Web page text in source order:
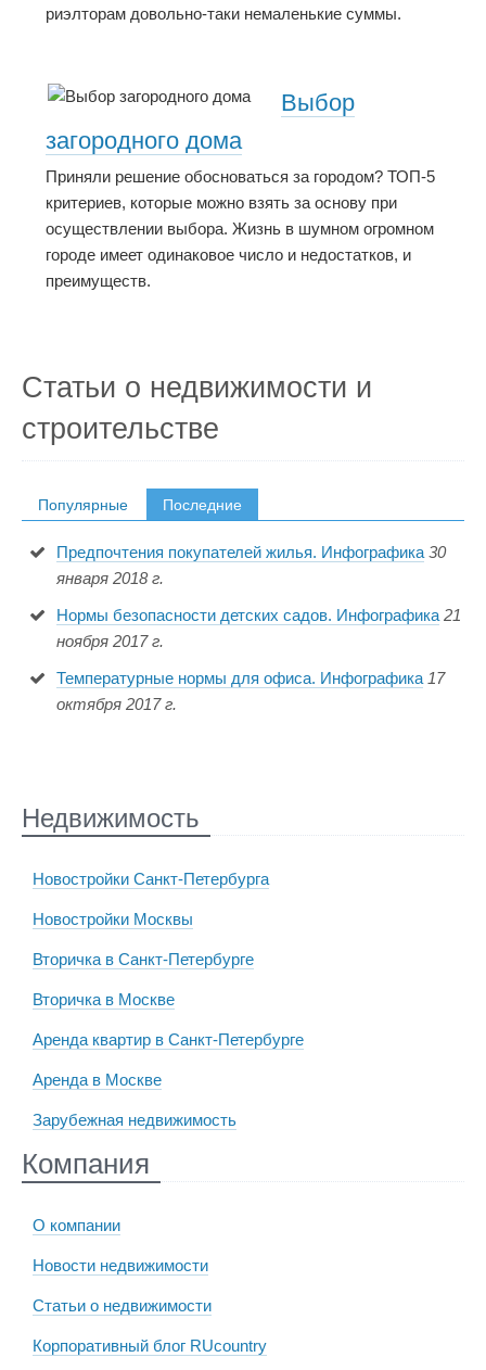
риэлторам довольно-таки немаленькие суммы.
Выбор
загородного дома
Приняли решение обосноваться за городом? ТОП-5
критериев, которые можно взять за основу при
осуществлении выбора. Жизнь в шумном огромном
городе имеет одинаковое число и недостатков, и
преимуществ.
Статьи о недвижимости и
строительстве
Популярные Последние
Предпочтения покупателей жилья. Инфографика 30
января 2018 г.
Нормы безопасности детских садов. Инфографика 21
ноября 2017 г.
Температурные нормы для офиса. Инфографика 17
октября 2017 г.
Недвижимость
Новостройки Санкт-Петербурга
Новостройки Москвы
Вторичка в Санкт-Петербурге
Вторичка в Москве
Аренда квартир в Санкт-Петербурге
Аренда в Москве
Зарубежная недвижимость
Компания
О компании
Новости недвижимости
Статьи о недвижимости
Корпоративный блог RUcountry